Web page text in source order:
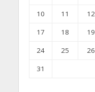
10
11 12
17
18 19
24
25 26
31